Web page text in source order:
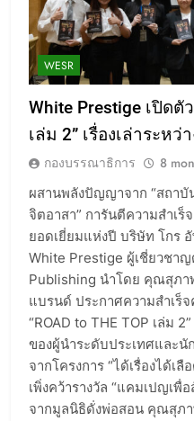
WESR
White Prestige เปิดตัว
เล่ม 2” เรื่องเล่าระห
กองบรรณาธิการ 8
ผสานพลังปัญญาจาก “สถาบั
จิตอาสา” การันตีความสำเ
ยอดเยี่ยมแห่งปี บริษัท โกร
White Prestige ผู้เชี่ยวชา
Publishing นำโดย คุณสุภ
แบรนด์ ประกาศความสำเร็
“ROAD to THE TOP เล่ม
ของผู้นำระดับประเทศและนั
จากโครงการ “ได้เรื่องได้เ
เพิ่งคว้ารางวัล “แคมเปญเพื่
จากมูลนิธิดั่งพ่อสอน คุณสุภ